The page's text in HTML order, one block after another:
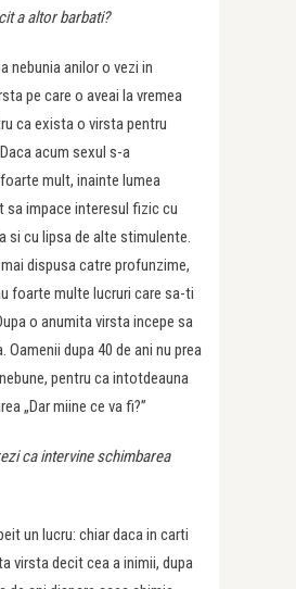
a altor barbati?
nebunia anilor o vezi in
pe care o aveai la vremea
ca exista o virsta pentru
acum sexul s-a
mult, inainte lumea
sa impace interesul fizic cu
si cu lipsa de alte stimulente.
dispusa catre profunzime,
foarte multe lucruri care sa-ti
o anumita virsta incepe sa
Oamenii dupa 40 de ani nu prea
pentru ca intotdeauna
„Dar miine ce va fi?”
ca intervine schimbarea
un lucru: chiar daca in carti
virsta decit cea a inimii, dupa